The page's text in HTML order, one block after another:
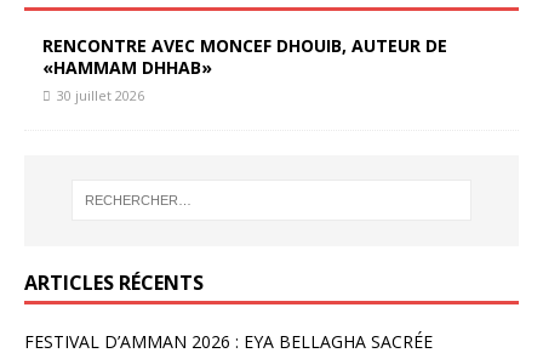
RENCONTRE AVEC MONCEF DHOUIB, AUTEUR DE
«HAMMAM DHHAB»
30 juillet 2026
ARTICLES RÉCENTS
FESTIVAL D’AMMAN 2026 : EYA BELLAGHA SACRÉE